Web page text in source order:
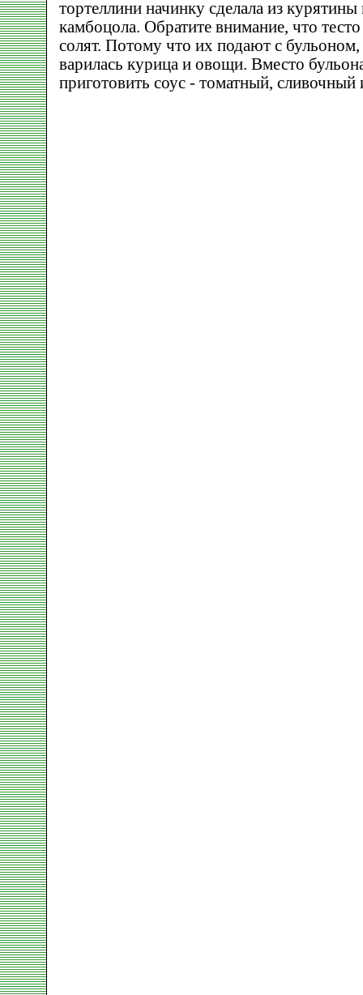
тортеллини начинку сделала из курятины
камбоцола. Обратите внимание, что
солят. Потому что их подают с
варилась курица и овощи. Вместо
приготовить соус - томатный, сливочный